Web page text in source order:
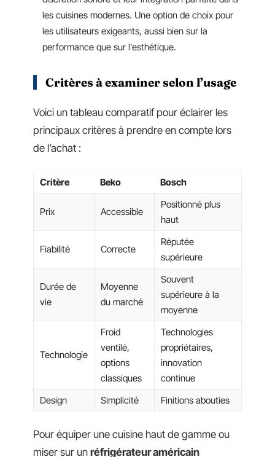
les cuisines modernes. Une option de choix pour
les utilisateurs exigeants, aussi bien sur la
performance que sur l’esthétique.
Critères à examiner selon l’usage
Voici un tableau comparatif pour éclairer les
principaux critères à prendre en compte lors
de l’achat :
Critère Beko Bosch
Prix Accessible
Positionné plus
haut
Fiabilité Correcte
Réputée
supérieure
Durée de
vie
Moyenne
du marché
Souvent
supérieure à la
moyenne
Technologie
Froid
ventilé,
options
classiques
Technologies
propriétaires,
innovation
continue
Design
Simplicité Finitions abouties
Pour équiper une cuisine haut de gamme ou
miser sur un réfrigérateur américain